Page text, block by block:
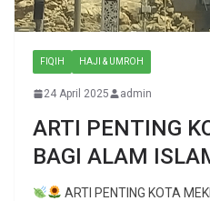
FIQIH HAJI & UMROH
24 April 2025 admin
ARTI PENTING
BAGI ALAM
ARTI PENTING KOTA